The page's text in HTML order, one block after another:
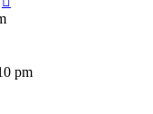
pm